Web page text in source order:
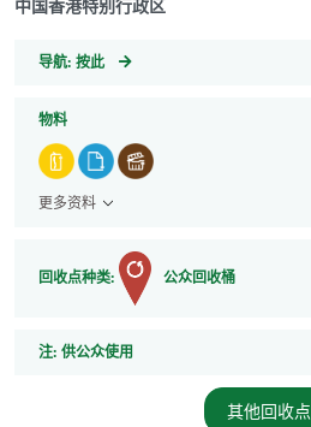
中国香港特别行政区
导航: GeoCoordinates
按此
物料
更多资料
回收点种类: 公众回收桶
注: 注
供公众使用
其他回收点